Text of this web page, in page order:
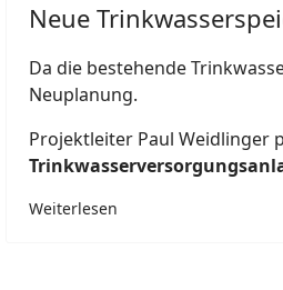
Neue
Da die bestehende
Neuplanung.
Projektleiter Paul Weidlinger
Weiterlesen